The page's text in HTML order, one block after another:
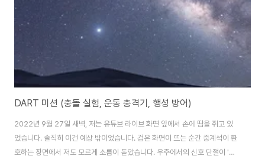
DART 미션 (충돌 실험, 운동 충격기, 행성 방어)
2022년 9월 27일 새벽, 저는 유튜브 라이브 화면 앞에서 손에 땀을 쥐고 있
었습니다. 솔직히 이건 예상 밖이었습니다. 검은 화면이 뜨는 순간 중계석이 환
호하는 장면에서 저도 모르게 소름이 돋았습니다. 우주에서의 신호 단절이 '완